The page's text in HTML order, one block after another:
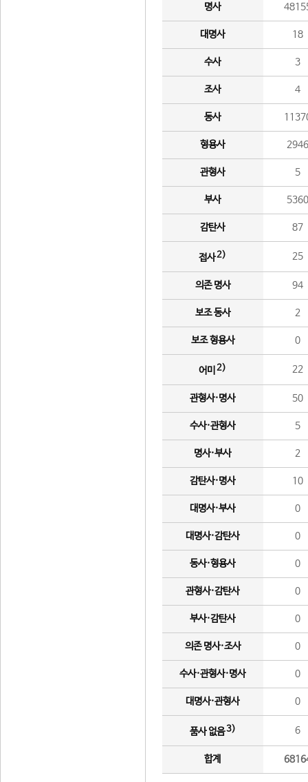
명사
대명사 18
수사 3
조사 4
동사
형용사 2946
관형사 5
부사 5360
감탄사 87
접사2) 25
의존 명사 94
보조 동사 2
보조 형용사 0
어미 2) 22
관형사·명사 50
수사·관형사 5
명사·부사 2
감탄사·명사 10
대명사·부사 0
대명사·감탄사 0
동사·형용사 0
관형사·감탄사 0
부사·감탄사 0
의존 명사·조사 0
수사·관형사·명사 0
대명사·관형사 0
품사 없음3) 6
합계